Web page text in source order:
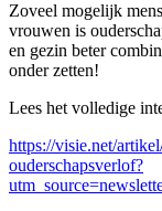
Zoveel mogelijk
vrouwen is
en gezin beter
onder zetten!
Lees het volledige
https://visie.net/
ouderschapsverlof?